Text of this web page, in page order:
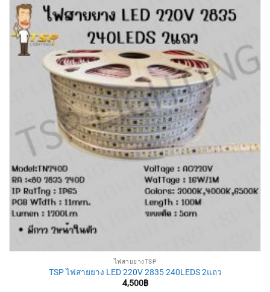
ไฟสายยางTSP
TSP ไฟสายยาง LED 220V 2835 240LEDS 2แถว
4,500฿